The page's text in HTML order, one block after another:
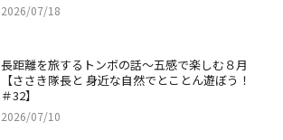
2026/07/18
長距離を旅するトンボの話～五感で楽しむ８月
【ささき隊長と 身近な自然でとことん遊ぼう！
＃32】
2026/07/10